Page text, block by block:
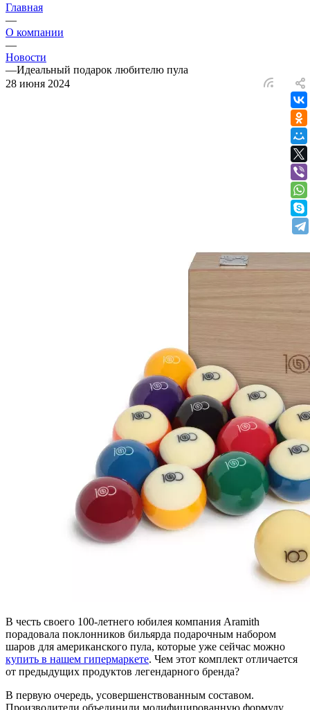
Главная
—
О компании
—
Новости
—Идеальный подарок любителю пула
28 июня 2024
В честь своего 100-летнего юбилея компания Aramith
порадовала поклонников бильярда подарочным набором
шаров для американского пула, которые уже сейчас можно
купить в нашем гипермаркете. Чем этот комплект отличается
от предыдущих продуктов легендарного бренда?
В первую очередь, усовершенствованным составом.
Производители объединили модифицированную формулу